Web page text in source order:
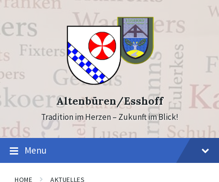
Skip
content
Skip
footer
Altenbüren/Esshoff
Tradition im Herzen – Zukunft im Blick!
Menu
HOME AKTUELLES